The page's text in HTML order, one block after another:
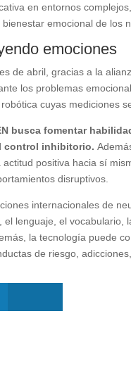
en entornos
emocional de los
emociones
de abril, gracias a la
los problemas
cuyas mediciones
busca fomentar
control inhibitorio.
positiva hacia sí
disruptivos.
internacionales de
lenguaje, el vocabulario,
la tecnología puede
de riesgo,